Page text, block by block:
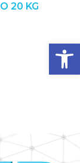
20 KG
Abrir